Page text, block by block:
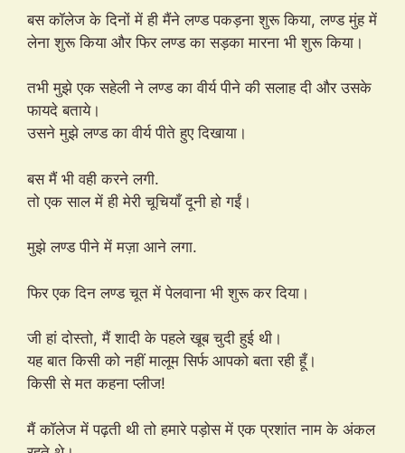
बस कॉलेज के दिनों में ही मैंने लण्ड पकड़ना शुरू किया, लण्ड मुंह में
लेना शुरू किया और फिर लण्ड का सड़का मारना भी शुरू किया।
तभी मुझे एक सहेली ने लण्ड का वीर्य पीने की सलाह दी और उसके
फायदे बताये।
उसने मुझे लण्ड का वीर्य पीते हुए दिखाया।
बस मैं भी वही करने लगी.
तो एक साल में ही मेरी चूचियाँ दूनी हो गईं।
मुझे लण्ड पीने में मज़ा आने लगा.
फिर एक दिन लण्ड चूत में पेलवाना भी शुरू कर दिया।
जी हां दोस्तो, मैं शादी के पहले खूब चुदी हुई थी।
यह बात किसी को नहीं मालूम सिर्फ आपको बता रही हूँ।
किसी से मत कहना प्लीज!
मैं कॉलेज में पढ़ती थी तो हमारे पड़ोस में एक प्रशांत नाम के अंकल